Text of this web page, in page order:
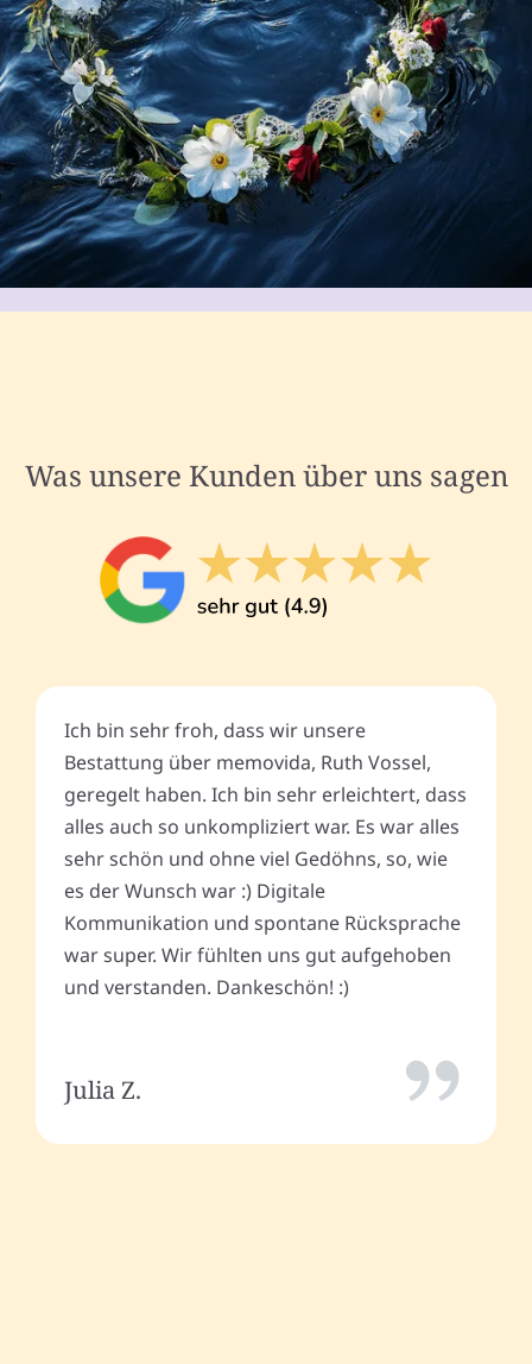
Was unsere Kunden über uns sagen
Ich bin sehr froh, dass wir unsere
Bestattung über memovida, Ruth Vossel,
geregelt haben. Ich bin sehr erleichtert, dass
alles auch so unkompliziert war. Es war alles
sehr schön und ohne viel Gedöhns, so, wie
es der Wunsch war :) Digitale
Kommunikation und spontane Rücksprache
war super. Wir fühlten uns gut aufgehoben
und verstanden. Dankeschön! :)
Julia Z.